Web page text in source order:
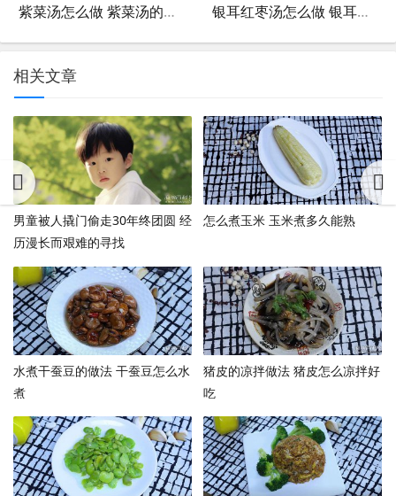
紫菜汤怎么做 紫菜汤的做法 银耳红枣汤怎么做 银耳红枣汤的做法
相关文章
男童被人撬门偷走30年终团圆 经
历漫长而艰难的寻找
怎么煮玉米 玉米煮多久能熟
水煮干蚕豆的做法 干蚕豆怎么水
煮
猪皮的凉拌做法 猪皮怎么凉拌好
吃